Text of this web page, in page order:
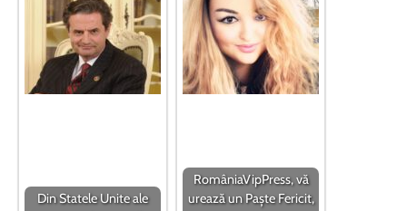
Din Statele Unite ale
RomâniaVipPress, vă
urează un Paște Fericit,